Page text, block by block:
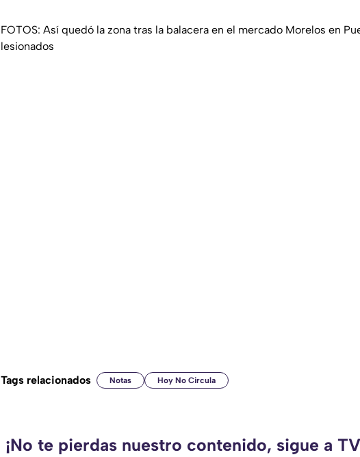
FOTOS: Así quedó la zona tras la balacera en el mercado Morelos en
lesionados
Tags relacionados Notas Hoy No Circula
¡No te pierdas nuestro contenido, sigue a